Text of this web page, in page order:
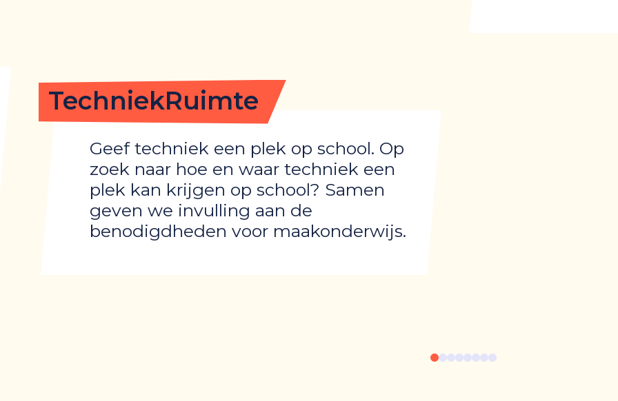
TechniekRuimte
Geef techniek een plek op school. Op
zoek naar hoe en waar techniek een
plek kan krijgen op school? Samen
geven we invulling aan de
benodigdheden voor maakonderwijs.